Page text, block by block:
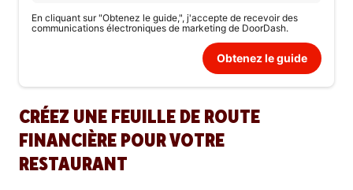
CRÉEZ UNE FEUILLE DE ROUTE
FINANCIÈRE POUR VOTRE
RESTAURANT
En cliquant sur "Obtenez le guide,", j'accepte de recevoir des
communications électroniques de marketing de DoorDash.
Obtenez le guide